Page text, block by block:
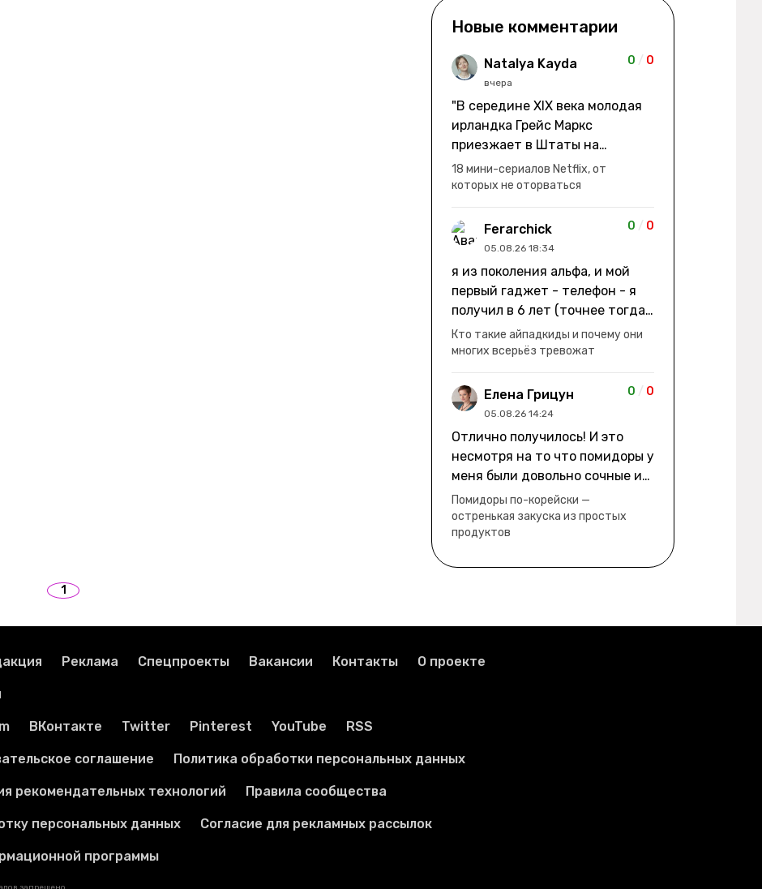
1
Новые комментарии
Natalya Kayda
вчера
0 / 0
"В середине XIX века молодая
ирландка Грейс Маркс
приезжает в Штаты на
заработки" не на заработки -
она иммигрирует с семьей и не
в США, а в Канаду "заниматься
сексом ради удовольствия, а
не для зачатия" - героиня уже
ее побега из общины. не в
первый раз замечаю такие
косяки. с ИИ пишете? :)
18 мини-сериалов Netflix, от
которых не оторваться
Ferarchick
05.08.26 18:34
0 / 0
я из поколения альфа, и мой
первый гаджет - телефон - я
получил в 6 лет (точнее тогда
мне уже было почти 7), потом
его отобрали и я просто
смотрел телик, потом мне
подарили ноутбук, который у
меня до сих пор. ну а в этом
уже другую модель т.к та была
старая и пароль я от него
забыл
Кто такие айпадкиды и почему они
многих всерьёз тревожат
Елена Грицун
05.08.26 14:24
0 / 0
Отлично получилось! И это
несмотря на то что помидоры у
меня были довольно сочные и
водянистые. Ну, зато теперь
полно острой салатной жижи ))
Помидоры по-корейски —
остренькая закуска из простых
продуктов
Реклама Спецпроекты Вакансии Контакты О проекте
ВКонтакте Twitter Pinterest YouTube RSS
соглашение Политика обработки персональных данных
рекомендательных технологий Правила сообщества
персональных данных Согласие для рекламных рассылок
программы